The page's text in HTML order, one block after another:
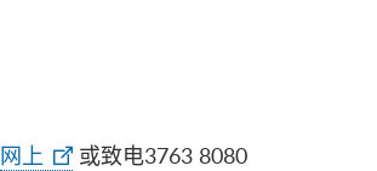
网上
或致电3763 8080